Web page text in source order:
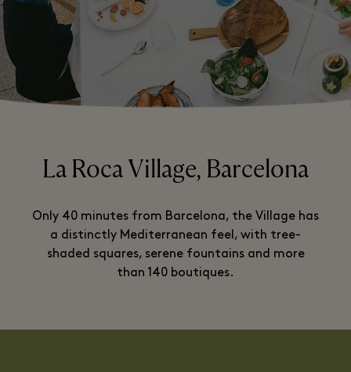
La Roca Village, Barcelona
Only 40 minutes from Barcelona, the Village has
a distinctly Mediterranean feel, with tree-
shaded squares, serene fountains and more
than 140 boutiques.